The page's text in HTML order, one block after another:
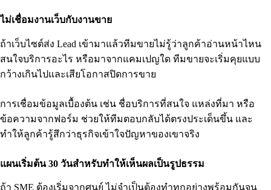
ไม่เชื่อมงานเว็บกับงานขาย
ถ้าเว็บไซต์ส่ง Lead เข้ามาแล้วทีมขายไม่รู้ว่าลูกค้าอ่านหน้าไหน
สนใจบริการอะไร หรือมาจากแคมเปญใด ทีมขายจะเริ่มคุยแบบ
กว้างเกินไปและเสียโอกาสปิดการขาย
การเชื่อมข้อมูลเบื้องต้น เช่น ชื่อบริการที่สนใจ แหล่งที่มา หรือ
ข้อความจากฟอร์ม ช่วยให้ทีมตอบกลับได้ตรงประเด็นขึ้น และ
ทำให้ลูกค้ารู้สึกว่าธุรกิจเข้าใจปัญหาของเขาจริง
แผนเริ่มต้น 30 วันสำหรับทำให้เห็นผลเป็นรูปธรรม
ถ้า SME ต้องเริ่มจากศูนย์ ไม่จำเป็นต้องทำทุกอย่างพร้อมกันจน